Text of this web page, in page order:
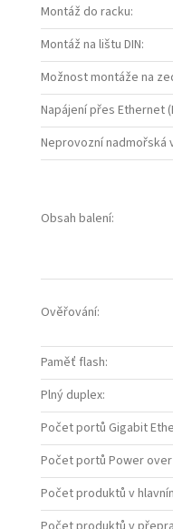
Montáž do racku:
Montáž na lištu DIN:
Možnost montáže na
Napájení přes Ethernet
Neprovozní nadmořská
Obsah balení:
Ověřování:
Paměť flash:
Plný duplex:
Počet portů Gigabit
Počet portů Power over
Počet produktů v